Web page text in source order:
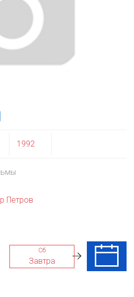
1992
Петров
Сб
Завтра
Вс